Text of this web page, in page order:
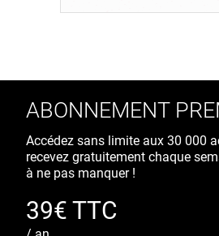
ABONNEMENT
Accédez sans limite aux 30 000
recevez gratuitement chaque
à ne pas manquer !
39€ TTC